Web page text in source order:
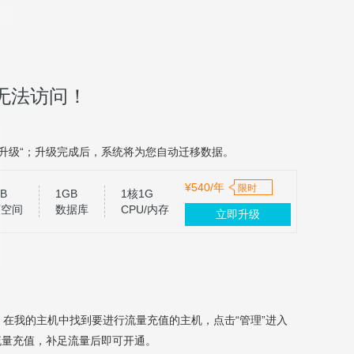
访问！
“；升级完成后，系统将为您自动迁移数据。
间
1GB
数据库
1核1G
CPU/内存
¥540/年 限时
立即升级
在我的主机中找到要进行流量充值的主机，点击“管理”进入
充值，补足流量后即可开通。